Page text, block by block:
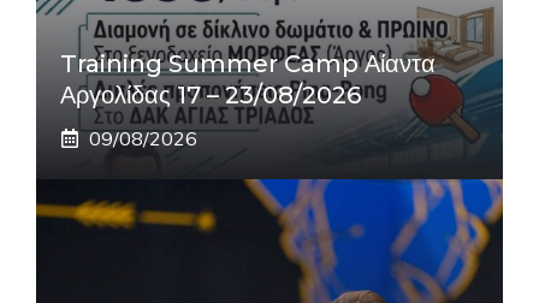
Training Summer Camp Αίαντα
Αργολίδας 17 – 23/08/2026
09/08/2026